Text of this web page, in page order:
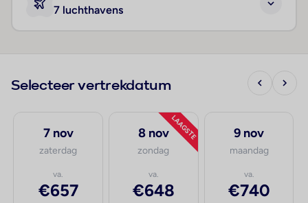
7 luchthavens
Selecteer vertrekdatum
7 nov
zaterdag
va.
€657
LAAGSTE
8 nov
zondag
va.
€648
9 nov
maandag
va.
€740